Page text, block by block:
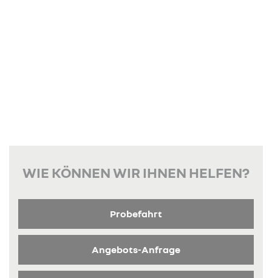
WIE KÖNNEN WIR IHNEN HELFEN?
Probefahrt
Angebots-Anfrage